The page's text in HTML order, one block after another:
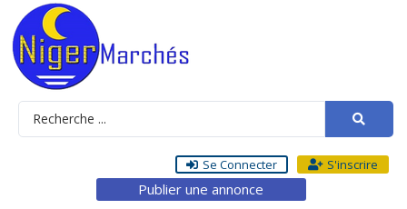
Se Connecter S'inscrire
Publier une annonce